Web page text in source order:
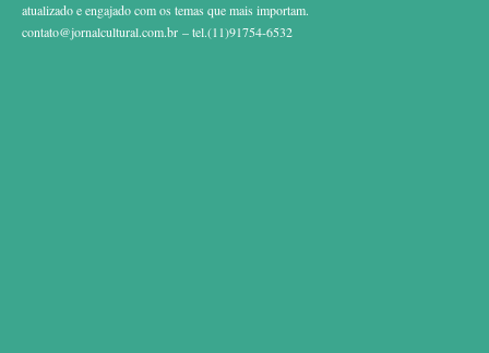
atualizado e engajado com os temas que mais importam.
contato@jornalcultural.com.br – tel.(11)91754-6532